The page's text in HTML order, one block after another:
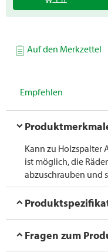
Auf den Merkzettel
Empfehlen
Kann zu Holzspalter
ist möglich, die
abzuschrauben und
Fragen zum